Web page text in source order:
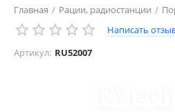
Главная / Рации, радиостанции /
Рации Аргут (Россия)
/ Чехлы Аргут /
Написать
Артикул: RU52007